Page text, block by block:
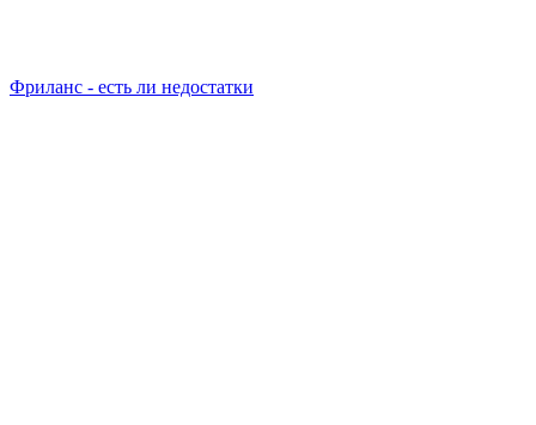
Фриланс - есть ли недостатки